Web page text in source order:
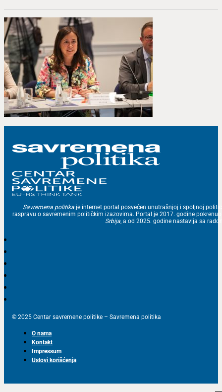
Savremena politika je internet portal posvećen unutrašnjoj i spoljnoj
raspravu o savremenim političkim izazovima. Portal je 2017. godine
Srbija, a od 2025. godine nastavlja sa
© 2025 Centar savremene politike – Savremena politika
O nama
Kontakt
Impressum
Uslovi korišćenja